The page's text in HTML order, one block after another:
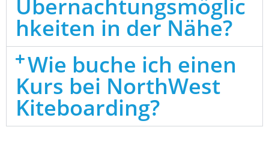
Übernachtungsmöglic
hkeiten in der Nähe?
Wie buche ich einen
Kurs bei NorthWest
Kiteboarding?